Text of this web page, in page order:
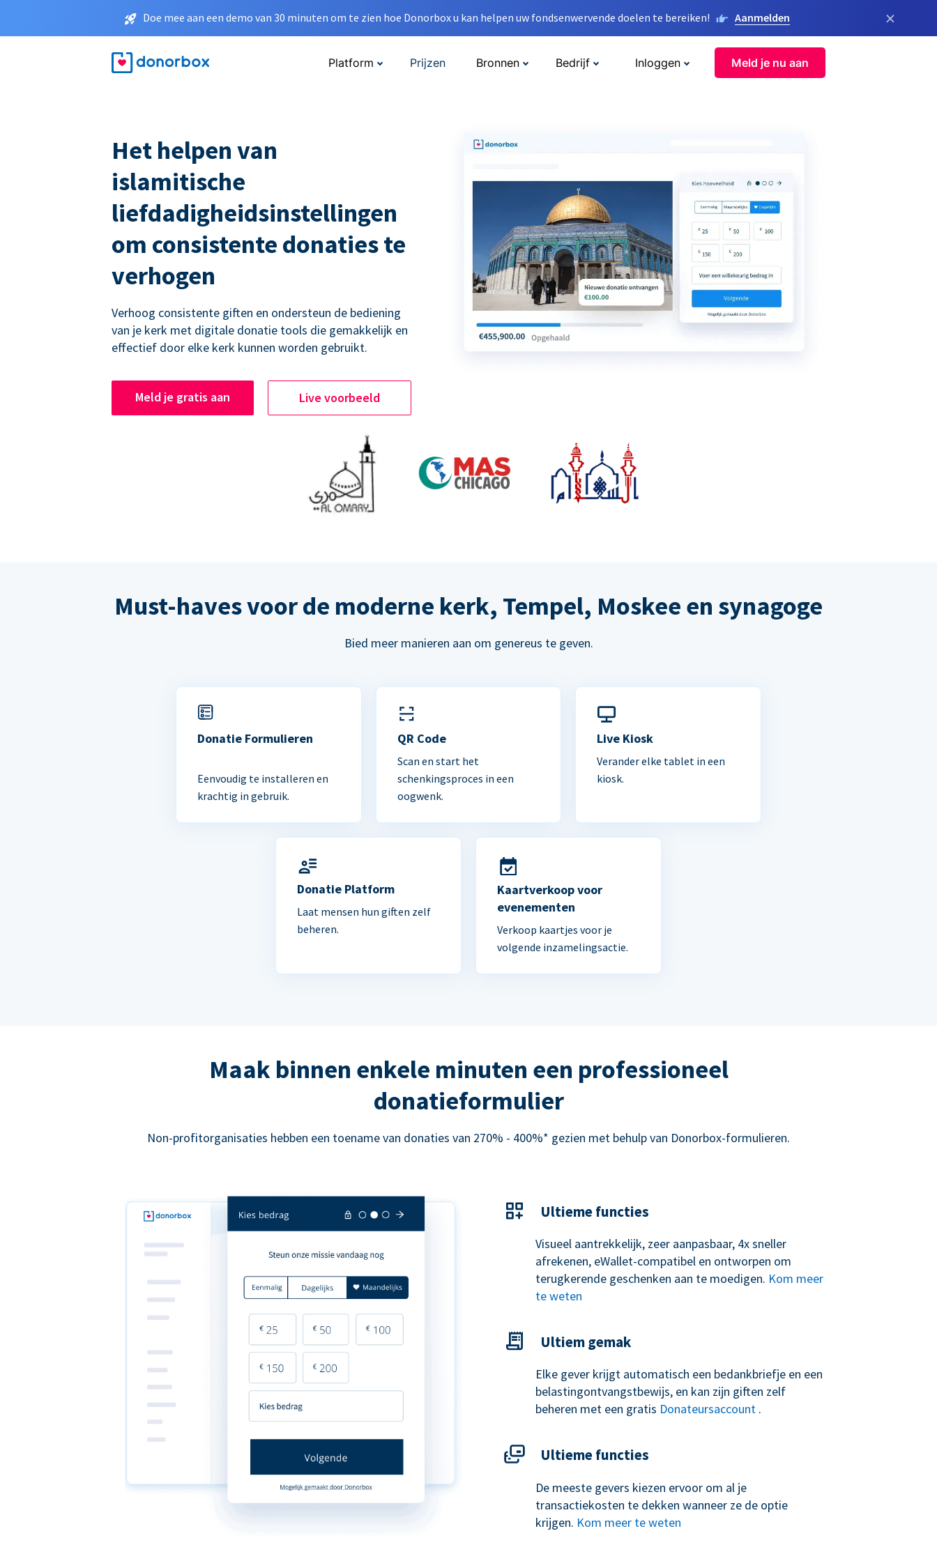
Doe mee aan een demo van 30 minuten om te zien hoe Donorbox u kan helpen uw fondsenwervende doelen te bereiken! Aanmelden ×
Platform Prijzen Bronnen Bedrijf Inloggen Meld je nu aan
Het helpen van
islamitische
liefdadigheidsinstellingen
om consistente donaties te
verhogen
Verhoog consistente giften en ondersteun de bediening
van je kerk met digitale donatie tools die gemakkelijk en
effectief door elke kerk kunnen worden gebruikt.
Meld je gratis aan Live voorbeeld
Must-haves voor de moderne kerk, Tempel, Moskee en synagoge
Bied meer manieren aan om genereus te geven.
Donatie Formulieren
Eenvoudig te installeren en
krachtig in gebruik.
QR Code
Scan en start het
schenkingsproces in een
oogwenk.
Live Kiosk
Verander elke tablet in een
kiosk.
Donatie Platform
Laat mensen hun giften zelf
beheren.
Kaartverkoop voor
evenementen
Verkoop kaartjes voor je
volgende inzamelingsactie.
Maak binnen enkele minuten een professioneel
donatieformulier
Non-profitorganisaties hebben een toename van donaties van 270% - 400%* gezien met behulp van Donorbox-formulieren.
Ultieme functies
Visueel aantrekkelijk, zeer aanpasbaar, 4x sneller
afrekenen, eWallet-compatibel en ontworpen om
terugkerende geschenken aan te moedigen. Kom meer
te weten
Ultiem gemak
Elke gever krijgt automatisch een bedankbriefje en een
belastingontvangstbewijs, en kan zijn giften zelf
beheren met een gratis Donateursaccount .
Ultieme functies
De meeste gevers kiezen ervoor om al je
transactiekosten te dekken wanneer ze de optie
krijgen. Kom meer te weten